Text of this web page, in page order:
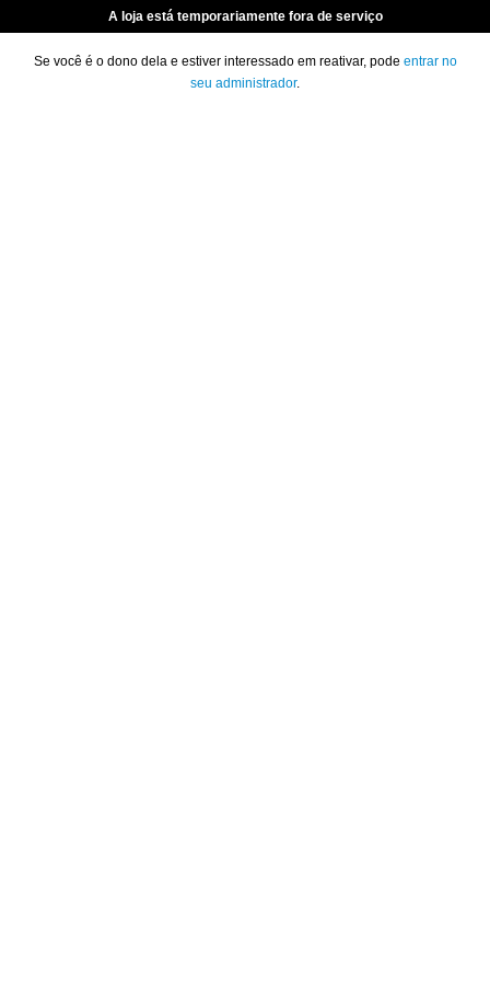
A loja está temporariamente fora de serviço
Se você é o dono dela e estiver interessado em reativar, pode entrar no
seu administrador.